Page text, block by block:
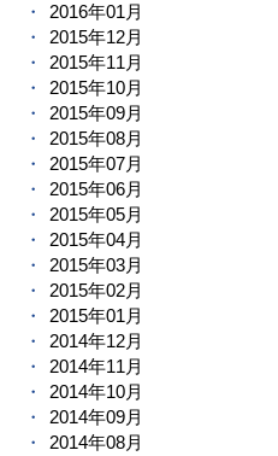
2016年01月
2015年12月
2015年11月
2015年10月
2015年09月
2015年08月
2015年07月
2015年06月
2015年05月
2015年04月
2015年03月
2015年02月
2015年01月
2014年12月
2014年11月
2014年10月
2014年09月
2014年08月